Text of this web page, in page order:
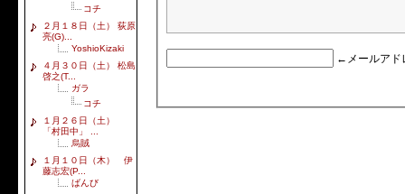
コチ
２月１８日（土） 荻原
亮(G)...
YoshioKizaki
４月３０日（土） 松島
啓之(T...
ガラ
コチ
１月２６日（土）
「村田中」 ...
烏賊
１月１０日（木） 伊
藤志宏(P...
ばんび
←メールアド